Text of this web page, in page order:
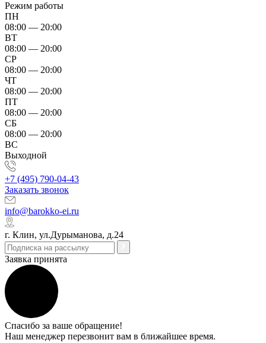
Режим работы
ПН
08:00 — 20:00
ВТ
08:00 — 20:00
СР
08:00 — 20:00
ЧТ
08:00 — 20:00
ПТ
08:00 — 20:00
СБ
08:00 — 20:00
ВС
Выходной
+7 (495) 790-04-43
Заказать звонок
info@barokko-ei.ru
г. Клин, ул.Дурыманова, д.24
Заявка принята
Спасибо за ваше обращение!
Наш менеджер перезвонит вам в ближайшее время.